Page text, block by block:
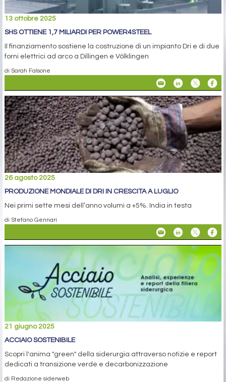
13 ottobre 2025
SHS OTTIENE 1,7 MILIARDI PER POWER4STEEL
Il finanziamento sostiene la costruzione di un impianto Dri e di due
forni elettrici ad arco a Dillingen e Völklingen
di Sarah Falsone
26 agosto 2025
PRODUZIONE MONDIALE DI DRI IN CRESCITA A LUGLIO
Nei primi sette mesi dell’anno volumi a +5%. India in testa
di Stefano Gennari
21 giugno 2025
ACCIAIO SOSTENIBILE
Scopri l'anima "green" della siderurgia attraverso notizie e report
dedicati a transizione verde e decarbonizzazione
di Redazione siderweb